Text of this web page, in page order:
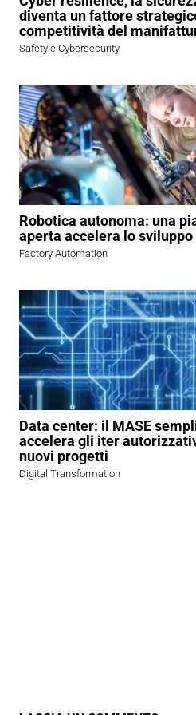
diventa un fattore
competitività del
Safety e Cybersecurity
Robotica autonoma: una
aperta accelera lo sviluppo
Factory Automation
Data center: il MASE
accelera gli iter
nuovi progetti
Digital Transformation